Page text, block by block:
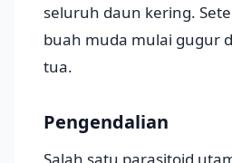
seluruh daun kering.
buah muda mulai gugur
tua.
Pengendalian
Salah satu parasitoid